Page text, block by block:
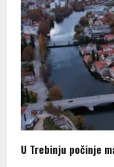
U Trebinju počinje